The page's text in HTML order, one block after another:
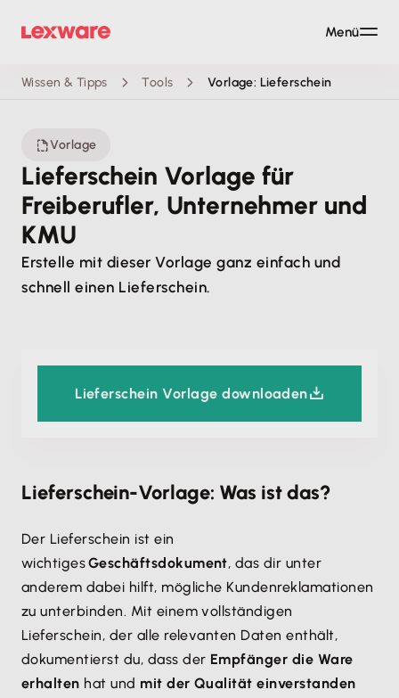
Wissen & Tipps Tools Vorlage: Lieferschein
Vorlage
Lieferschein Vorlage für
Freiberufler, Unternehmer und
KMU
Erstelle mit dieser Vorlage ganz einfach und
schnell einen Lieferschein.
Lieferschein Vorlage downloaden
Lieferschein-Vorlage: Was ist das?
Der Lieferschein ist ein
wichtigesGeschäftsdokument, das dir unter
anderem dabei hilft, mögliche Kundenreklamationen
zu unterbinden. Mit einem vollständigen
Lieferschein, der alle relevanten Daten enthält,
dokumentierst du, dass der Empfänger die Ware
erhalten hat und mit der Qualität einverstanden
Menü